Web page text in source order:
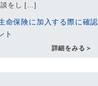
談をし […]
命保険に加入する際に確認
ト
詳細をみる＞